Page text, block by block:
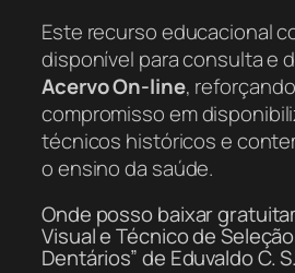
Este recurso educacional
disponível para consulta e
Acervo On-line,
compromisso em
técnicos históricos e
o ensino da saúde.
Onde posso baixar
Visual e Técnico de
Dentários” de Eduvaldo C.